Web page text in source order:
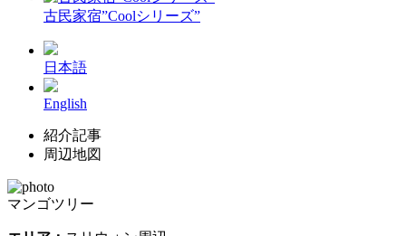
古民家宿”Coolシリーズ”
日本語
English
紹介記事
周辺地図
マンゴツリー